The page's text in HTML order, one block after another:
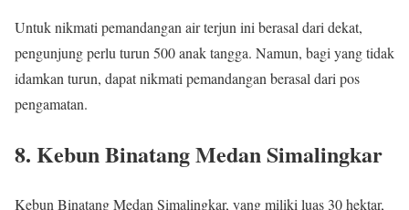
Untuk nikmati pemandangan air terjun ini berasal dari dekat,
pengunjung perlu turun 500 anak tangga. Namun, bagi yang tidak
idamkan turun, dapat nikmati pemandangan berasal dari pos
pengamatan.
8. Kebun Binatang Medan Simalingkar
Kebun Binatang Medan Simalingkar, yang miliki luas 30 hektar,